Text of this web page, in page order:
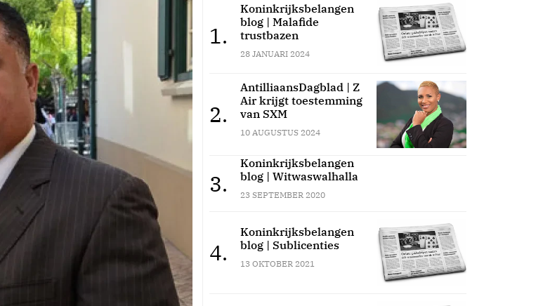
1.
Koninkrijksbelangen
blog | Malafide
trustbazen
28 JANUARI 2024
2.
AntilliaansDagblad | Z
Air krijgt toestemming
van SXM
10 AUGUSTUS 2024
3.
Koninkrijksbelangen
blog | Witwaswalhalla
23 SEPTEMBER 2020
4.
Koninkrijksbelangen
blog | Sublicenties
13 OKTOBER 2021